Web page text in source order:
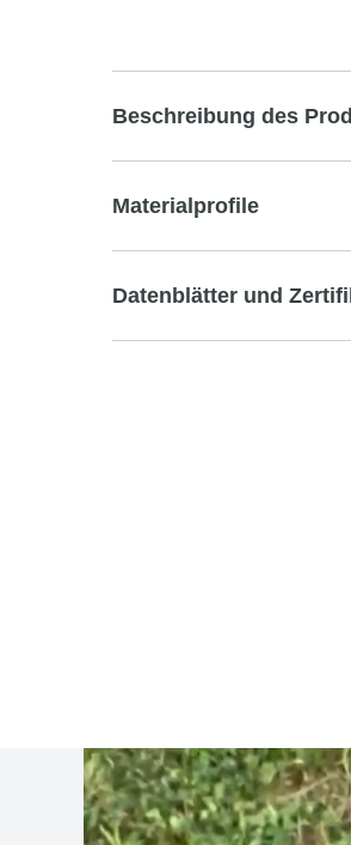
Beschreibung des
Materialprofile
Datenblätter und